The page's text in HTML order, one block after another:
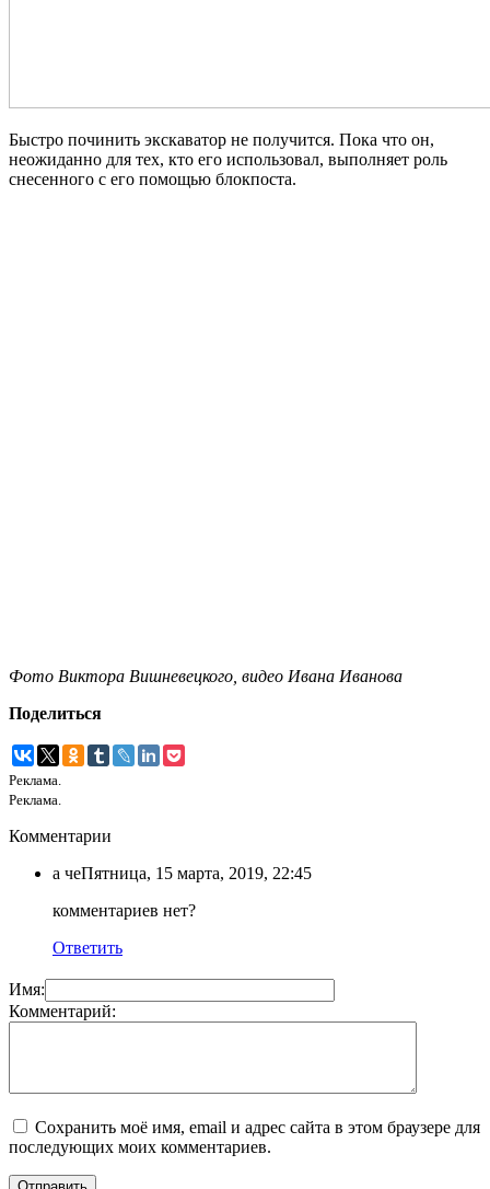
Быстро починить экскаватор не получится. Пока что он,
неожиданно для тех, кто его использовал, выполняет роль
снесенного с его помощью блокпоста.
Фото Виктора Вишневецкого, видео Ивана Иванова
Поделиться
Реклама.
Реклама.
Комментарии
а чеПятница, 15 марта, 2019, 22:45
комментариев нет?
Ответить
Имя:
Комментарий:
Сохранить моё имя, email и адрес сайта в этом браузере для
последующих моих комментариев.